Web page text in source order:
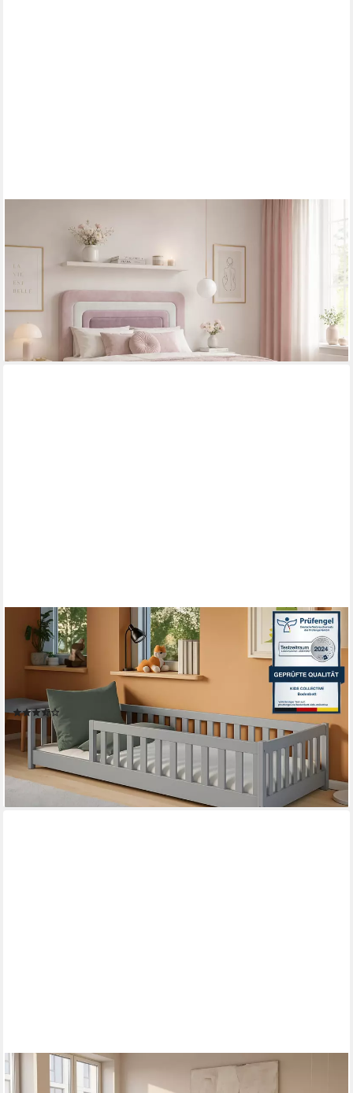
Boxbett NEST (Rosa, regenbogenförmige abgerundete
Kopfstütze, mit Bettkasten, Samt, Velour, Bonell + Topper,
Doppelbett - 140x200 cm), (BxHxT): 143 / 163 / 183 x 113 x 214
cm
ab 759,00 €
1.249,00 €
-39%
lieferbar in 3 Wochen
KIDS COLLECTIVE
Kinderbett Bodenbett Bett mit Rausfallschutz & Lattenrost
Montessori Bett Kinder (weitere Größen 80x180, 90x190,
90x200, 120x200, 140x200 cm), Jugendbett Einzelbett
Aschgrau Kiefer 80x160 cm
ab 159,90 € UVP 299,00 €
-47%
lieferbar - in 4-5 Werktagen bei dir
+5
OTTO HOME
Polsterbett MERLINDA in der Breite 180cm, inkl. Lattenrost und